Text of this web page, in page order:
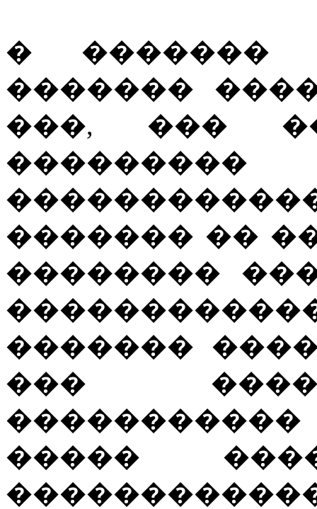
� �������
�������
���, ���
������� ��
��������
�������
���
�����